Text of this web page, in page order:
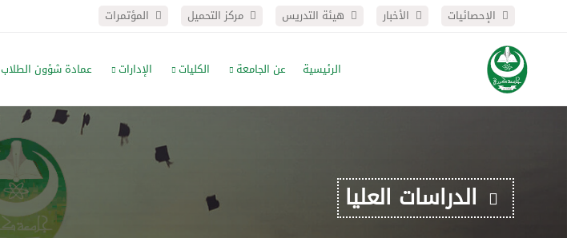
الإحصائيات الأخبار هيئة التدريس مركز التحميل المؤتمرات
الرئيسية عن الجامعة الكليات الإدارات عمادة شؤون الطلاب
الدراسات العليا